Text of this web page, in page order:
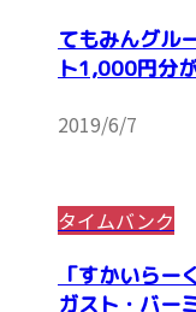
てもみんグル
ト1,000円分
2019/6/7
タイムバンク
「すかいらー
ガスト・バー